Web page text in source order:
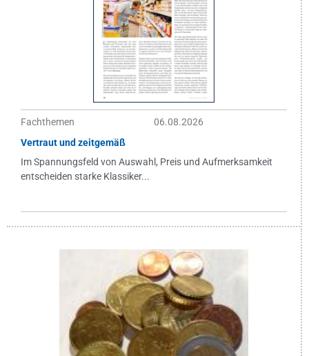
Fachthemen
06.08.2026
Vertraut und zeitgemäß
Im Spannungsfeld von Auswahl, Preis und Aufmerksamkeit
entscheiden starke Klassiker...